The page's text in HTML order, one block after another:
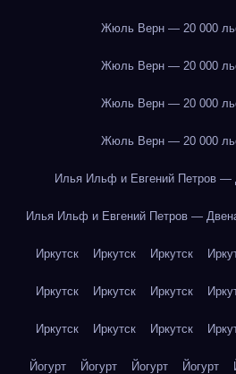
Жюль Верн — 20 000
Жюль Верн — 20 000
Жюль Верн — 20 000
Жюль Верн — 20 000
Илья Ильф и Евгений Петров —
Илья Ильф и Евгений Петров —
Иркутск Иркутск Иркутск
Иркутск Иркутск Иркутск
Иркутск Иркутск Иркутск
Йогурт Йогурт Йогурт Йогурт